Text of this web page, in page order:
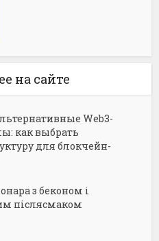
на сайте
Web3-
как выбрать
для блокчейн-
з беконом і
післясмаком